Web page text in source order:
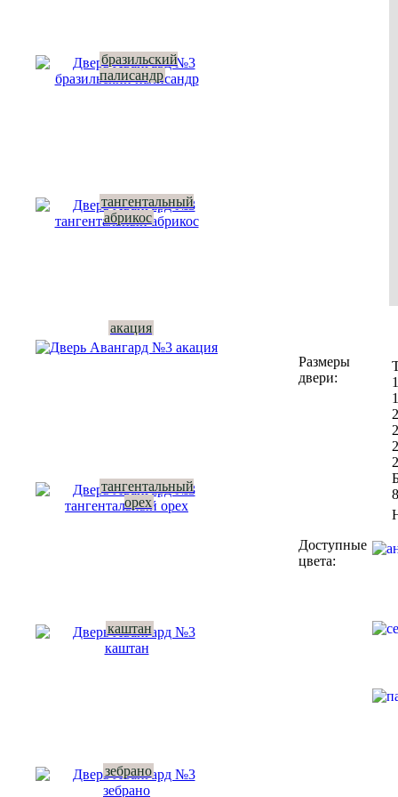
бразильский
палисандр
тангентальный
абрикос
акация
тангентальный
орех
каштан
зебрано
Размеры
двери:
Доступные
цвета: